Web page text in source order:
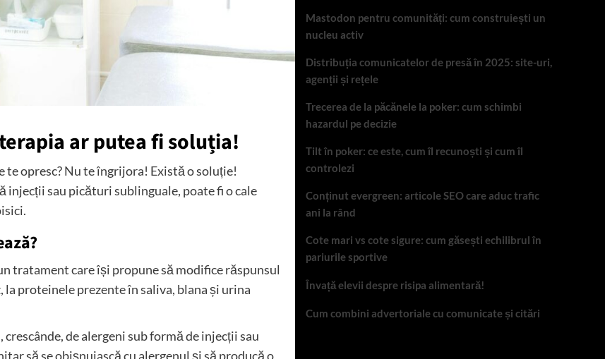
ar putea fi soluția!
te opresc? Nu te îngrijora! Există o soluție!
injecții sau picături sublinguale, poate fi o cale
tratament care își propune să modifice răspunsul
proteinele prezente în saliva, blana și urina
de alergeni sub formă de injecții sau
să se obișnuiască cu alergenul și să producă o
Mastodon pentru comunități: cum construiești un
nucleu activ
Distribuția comunicatelor de presă în 2025: site-uri,
agenții și rețele
Trecerea de la păcănele la poker: cum schimbi
hazardul pe decizie
Tilt în poker: ce este, cum îl recunoști și cum îl
controlezi
Conținut evergreen: articole SEO care aduc trafic
ani la rând
Cote mari vs cote sigure: cum găsești echilibrul în
pariurile sportive
Învață elevii despre risipa alimentară!
Cum combini advertoriale cu comunicate și citări